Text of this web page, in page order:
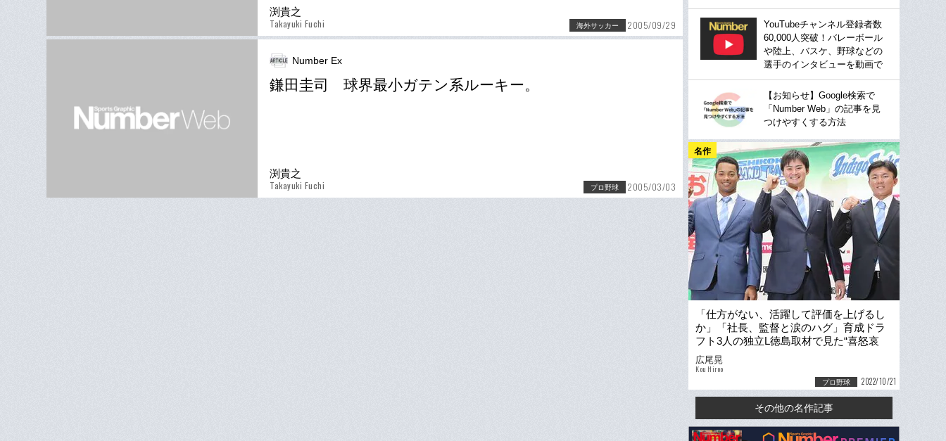
渕貴之
Takayuki Fuchi 海外サッカー 2005/09/29
Number Ex
鎌田圭司 球界最小ガテン系ルーキー。
渕貴之
Takayuki Fuchi プロ野球 2005/03/03
YouTubeチャンネル登録者数
60,000人突破！バレーボール
や陸上、バスケ、野球などの
選手のインタビューを動画で
【お知らせ】Google検索で
「Number Web」の記事を見
つけやすくする方法
名作
「仕方がない、活躍して評価を上げるし
か」「社長、監督と涙のハグ」育成ドラ
フト3人の独立L徳島取材で見た“喜怒哀
楽”
広尾晃
Kou Hiroo
プロ野球 2022/10/21
その他の名作記事